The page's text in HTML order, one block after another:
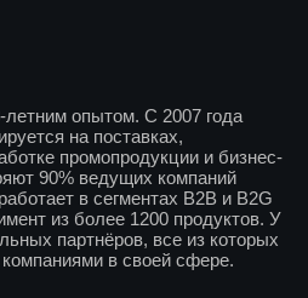
опытом. С 2007 года
на поставках,
промопродукции и бизнес-
90% ведущих компаний
в сегментах B2B и B2G
из более 1200 продуктов. У
партнёров, все из которых
в своей сфере.